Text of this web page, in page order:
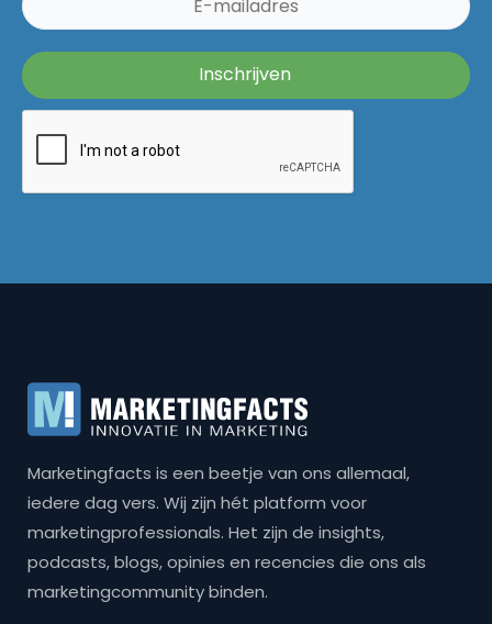
Marketingfacts is een beetje van ons allemaal,
iedere dag vers. Wij zijn hét platform voor
marketingprofessionals. Het zijn de insights,
podcasts, blogs, opinies en recencies die ons als
marketingcommunity binden.